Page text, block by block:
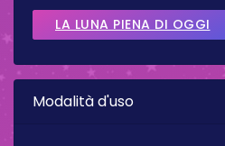
LA LUNA PIENA DI OGGI
Modalità d'uso